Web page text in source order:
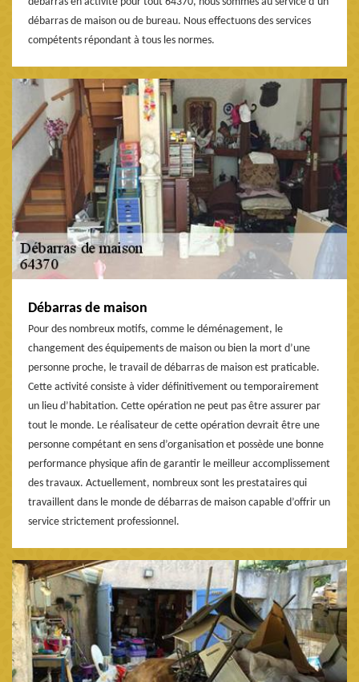
débarras de maison ou de bureau. Nous effectuons des services
compétents répondant à tous les normes.
Débarras de maison
Pour des nombreux motifs, comme le déménagement, le
changement des équipements de maison ou bien la mort d’une
personne proche, le travail de débarras de maison est praticable.
Cette activité consiste à vider définitivement ou temporairement
un lieu d’habitation. Cette opération ne peut pas être assurer par
tout le monde. Le réalisateur de cette opération devrait être une
personne compétant en sens d’organisation et possède une bonne
performance physique afin de garantir le meilleur accomplissement
des travaux. Actuellement, nombreux sont les prestataires qui
travaillent dans le monde de débarras de maison capable d’offrir un
service strictement professionnel.